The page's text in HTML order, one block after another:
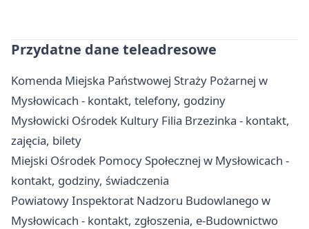
Przydatne dane teleadresowe
Komenda Miejska Państwowej Straży Pożarnej w
Mysłowicach - kontakt, telefony, godziny
Mysłowicki Ośrodek Kultury Filia Brzezinka - kontakt,
zajęcia, bilety
Miejski Ośrodek Pomocy Społecznej w Mysłowicach -
kontakt, godziny, świadczenia
Powiatowy Inspektorat Nadzoru Budowlanego w
Mysłowicach - kontakt, zgłoszenia, e-Budownictwo